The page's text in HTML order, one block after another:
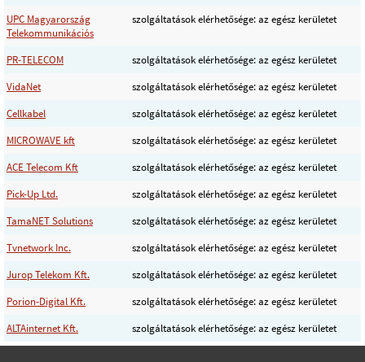
UPC Magyarország
Telekommunikációs
szolgáltatások elérhetősége: az egész kerületet
PR-TELECOM
szolgáltatások elérhetősége: az egész kerületet
VidaNet
szolgáltatások elérhetősége: az egész kerületet
Cellkabel
szolgáltatások elérhetősége: az egész kerületet
MICROWAVE kft
szolgáltatások elérhetősége: az egész kerületet
ACE Telecom Kft
szolgáltatások elérhetősége: az egész kerületet
Pick-Up Ltd.
szolgáltatások elérhetősége: az egész kerületet
TamaNET Solutions
szolgáltatások elérhetősége: az egész kerületet
Tvnetwork Inc.
szolgáltatások elérhetősége: az egész kerületet
Jurop Telekom Kft.
szolgáltatások elérhetősége: az egész kerületet
Porion-Digital Kft.
szolgáltatások elérhetősége: az egész kerületet
ALTAinternet Kft.
szolgáltatások elérhetősége: az egész kerületet